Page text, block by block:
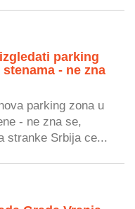
parking
- ne zna
parking zona u
- ne zna se,
stranke Srbija ce...